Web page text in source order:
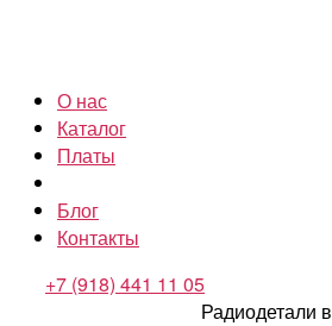
О нас
Каталог
Платы
Блог
Контакты
+7 (918) 441 11 05
Радиодетали в